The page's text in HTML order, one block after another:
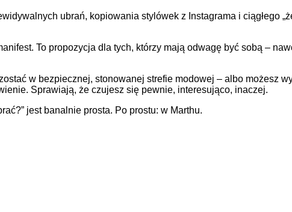
ubrań, kopiowania stylówek z Instagrama i ciągłego
To propozycja dla tych, którzy mają odwagę być sobą –
w bezpiecznej, stonowanej strefie modowej – albo możesz
Sprawiają, że czujesz się pewnie, interesująco, inaczej.
jest banalnie prosta. Po prostu: w Marthu.